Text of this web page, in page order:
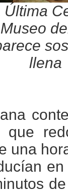
llena
que
una